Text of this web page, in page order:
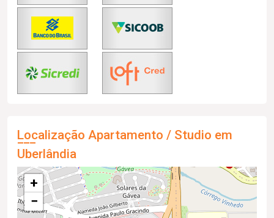
Localização Apartamento / Studio em
Uberlândia
+
−